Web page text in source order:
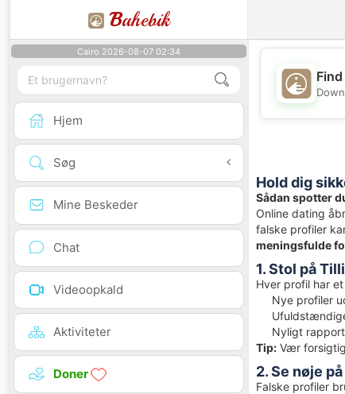
Bahebik
Cairo 2026-08-07 02:34
Hjem
Søg
Mine Beskeder
Chat
Videoopkald
Aktiviteter
Doner
Hold dig
Sådan spotter
Online dating
falske profiler
meningsfulde
1. Stol på
Hver profil har et
Nye profiler
Nyligt
Tip: Vær
2. Se nøje
Falske profiler